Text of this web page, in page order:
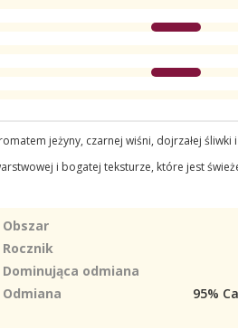
jeżyny, czarnej wiśni, dojrzałej śliwki
i bogatej teksturze, które jest
Obszar
Rocznik
Dominująca odmiana
Odmiana
95%